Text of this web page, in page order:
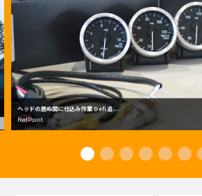
ヘッドの居ぬ間に仕込み作業 Defi 追...
RedPoint